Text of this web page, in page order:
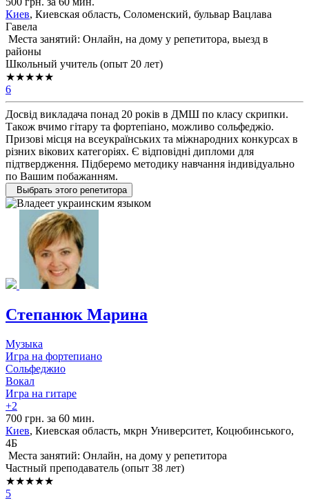
Киев, Киевская область, Соломенский, бульвар Вацлава
Гавела
Места занятий: Онлайн, на дому у репетитора, выезд в
районы
Школьный учитель (опыт 20 лет)
★★★★★
6
Досвід викладача понад 20 років в ДМШ по класу скрипки.
Також вчимо гітару та фортепіано, можливо сольфеджіо.
Призові місця на всеукраїнських та міжнародних конкурсах в
різних вікових категоріях. Є відповідні дипломи для
підтвердження. Підберемо методику навчання індивідуально
по Вашим побажанням.
Выбрать этого репетитора
Степанюк Марина
Музыка
Игра на фортепиано
Сольфеджио
Вокал
Игра на гитаре
+2
700 грн. за 60 мин.
Киев, Киевская область, мкрн Университет, Коцюбинського,
4Б
Места занятий: Онлайн, на дому у репетитора
Частный преподаватель (опыт 38 лет)
★★★★★
5